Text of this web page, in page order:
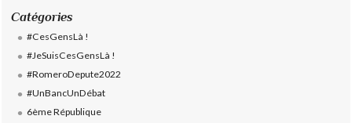
Catégories
#CesGensLà !
#JeSuisCesGensLà !
#RomeroDepute2022
#UnBancUnDébat
6ème République